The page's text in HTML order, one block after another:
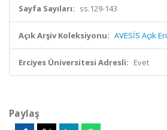
Sayfa Sayıları: ss.129-143
Açık Arşiv Koleksiyonu: AVESİS Açık
Erciyes Üniversitesi Adresli: Evet
Paylaş